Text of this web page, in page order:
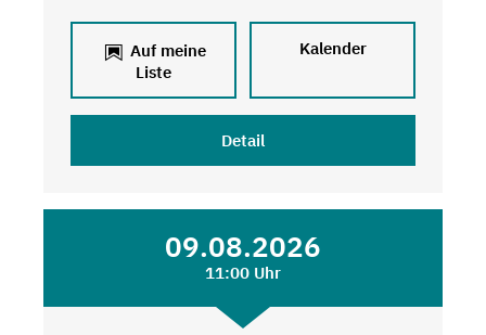
Auf meine
Liste
Kalender
Detail
09.08.2026
11:00 Uhr